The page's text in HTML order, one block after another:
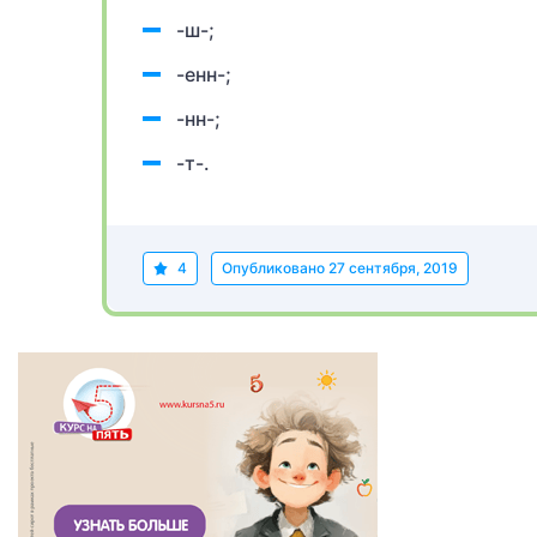
-ш-;
-енн-;
-нн-;
-т-.
4 Опубликовано 27 сентября, 2019